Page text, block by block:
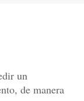
un
de manera